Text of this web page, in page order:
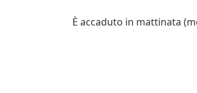
È accaduto in mattinata